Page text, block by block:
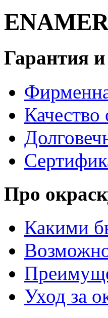
Гарантия и
Про
Какими
Уход за